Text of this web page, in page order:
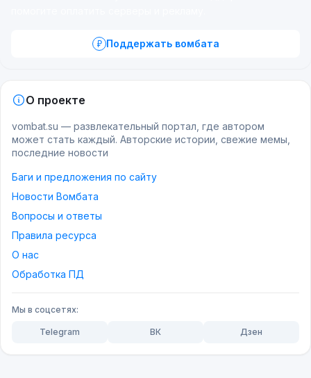
Поддержать вомбата
О проекте
vombat.su — развлекательный портал, где автором
может стать каждый. Авторские истории, свежие мемы,
последние новости
Баги и предложения по сайту
Новости Вомбата
Вопросы и ответы
Правила ресурса
О нас
Обработка ПД
Мы в соцсетях:
Telegram ВК Дзен